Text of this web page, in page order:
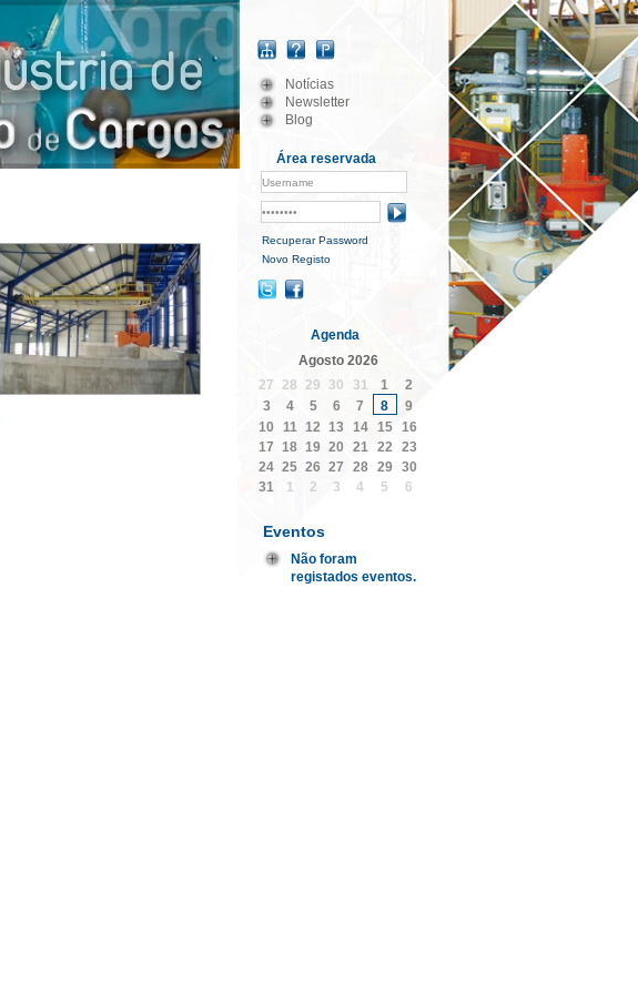
Notícias
Newsletter
Blog
Área reservada
Recuperar Password
Novo Registo
Agenda
Agosto 2026
27
28 29 30 31 1
2
3
4 5 6 7 8
9
10
11 12 13 14 15 16
17 18 19 20 21 22
23
24 25 26 27 28 29 30
31
1 2 3 4 5 6
Eventos
Não foram
registados eventos.